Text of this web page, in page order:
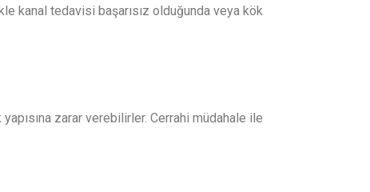
kanal tedavisi başarısız olduğunda veya kök
zarar verebilirler. Cerrahi müdahale ile